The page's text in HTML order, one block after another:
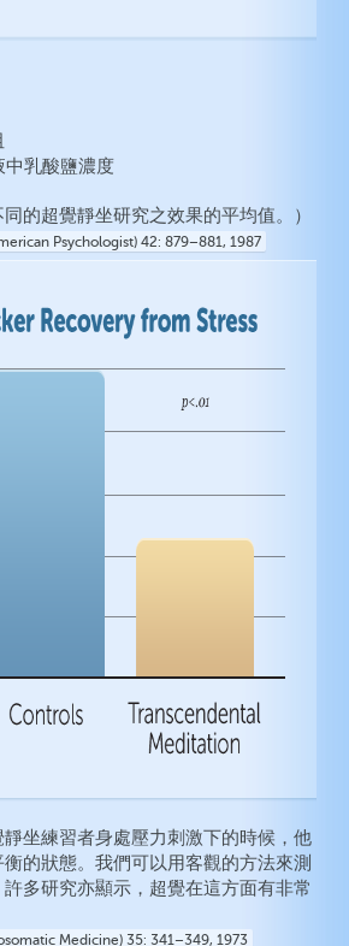
中乳酸鹽濃度
同的超覺靜坐研究之效果的平均值。）
Psychologist) 42: 879–881, 1987
坐練習者身處壓力刺激下的時候，他
的狀態。我們可以用客觀的方法來測
多研究亦顯示，超覺在這方面有非常
Medicine) 35: 341–349, 1973